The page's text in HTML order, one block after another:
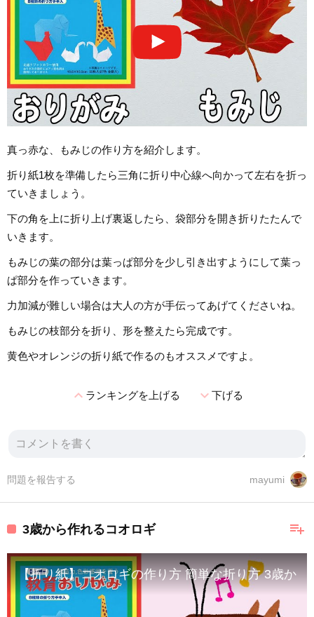
真っ赤な、もみじの作り方を紹介します。
折り紙1枚を準備したら三角に折り中心線へ向かって左右を折っ
ていきましょう。
下の角を上に折り上げ裏返したら、袋部分を開き折りたたんで
いきます。
もみじの葉の部分は葉っぱ部分を少し引き出すようにして葉っ
ぱ部分を作っていきます。
力加減が難しい場合は大人の方が手伝ってあげてくださいね。
もみじの枝部分を折り、形を整えたら完成です。
黄色やオレンジの折り紙で作るのもオススメですよ。
expand_lessランキングを上げる expand_more下げる
mayumi
問題を報告する
playlist_add
3歳から作れるコオロギ
【折り紙】コオロギの作り方 簡単な折り方 3歳か